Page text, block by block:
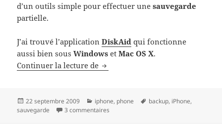
d’un outils simple pour effectuer unesauvegarde
partielle.
J’ai trouvé l’applicationDiskAid qui fonctionne
aussi bien sousWindows etMac OS X.
Continuer la lecture de Backuper / Sauvegarder ses
Publié
le
22 septembre 2009 Catégories
iphone, phone
Mots-
backup, iPhone,
sauvegarde
3 commentaires